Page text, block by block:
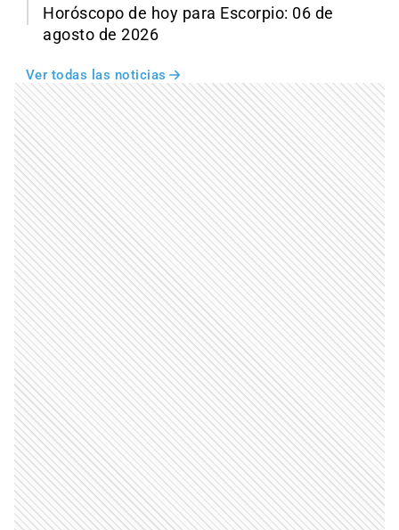
Horóscopo de hoy para Escorpio: 06 de
agosto de 2026
Ver todas las noticias